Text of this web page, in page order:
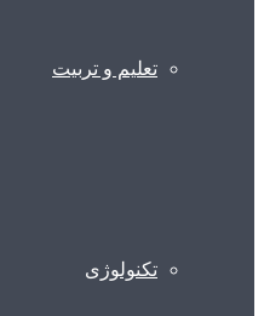
تعلیم و تربیت
تکنولوژی